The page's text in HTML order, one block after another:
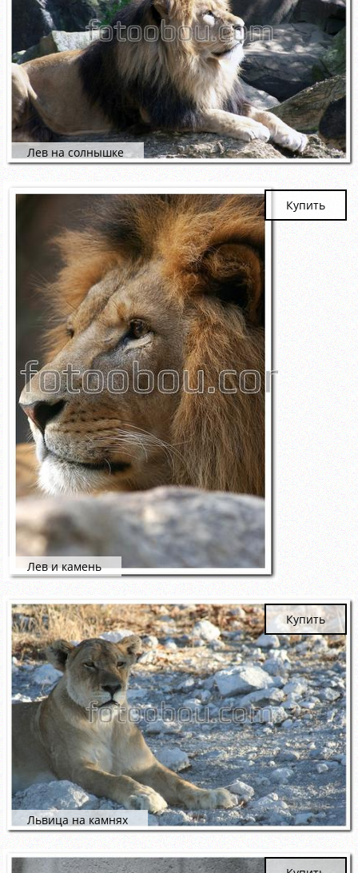
Лев на солнышке
Лев и камень
Купить
Львица на камнях
Купить